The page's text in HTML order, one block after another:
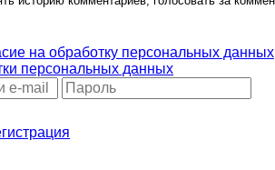
на обработку персональных данных
персональных данных